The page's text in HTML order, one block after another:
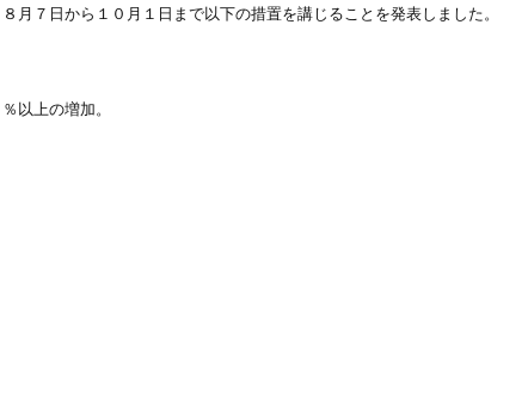
月７日から１０月１日まで以下の措置を講じることを発表しました。
以上の増加。